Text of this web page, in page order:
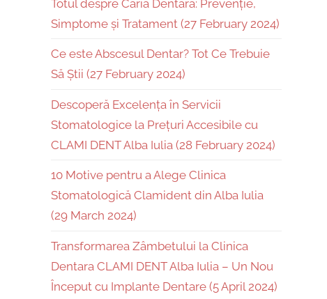
Totul despre Caria Dentară: Prevenție,
Simptome și Tratament (27 February 2024)
Ce este Abscesul Dentar? Tot Ce Trebuie
Să Știi (27 February 2024)
Descoperă Excelența în Servicii
Stomatologice la Prețuri Accesibile cu
CLAMI DENT Alba Iulia (28 February 2024)
10 Motive pentru a Alege Clinica
Stomatologică Clamident din Alba Iulia
(29 March 2024)
Transformarea Zâmbetului la Clinica
Dentara CLAMI DENT Alba Iulia – Un Nou
Început cu Implante Dentare (5 April 2024)